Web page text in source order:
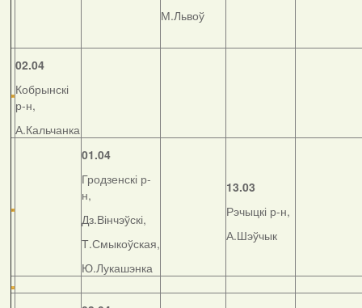
М.Львоў
02.04
Кобрынскі
р-н,
А.Кальчанка
01.04
Гродзенскі р-
н,
Дз.Вінчэўскі,
Т.Смыкоўская,
Ю.Лукашэнка
13.03
Рэчыцкі р-н,
А.Шэўчык